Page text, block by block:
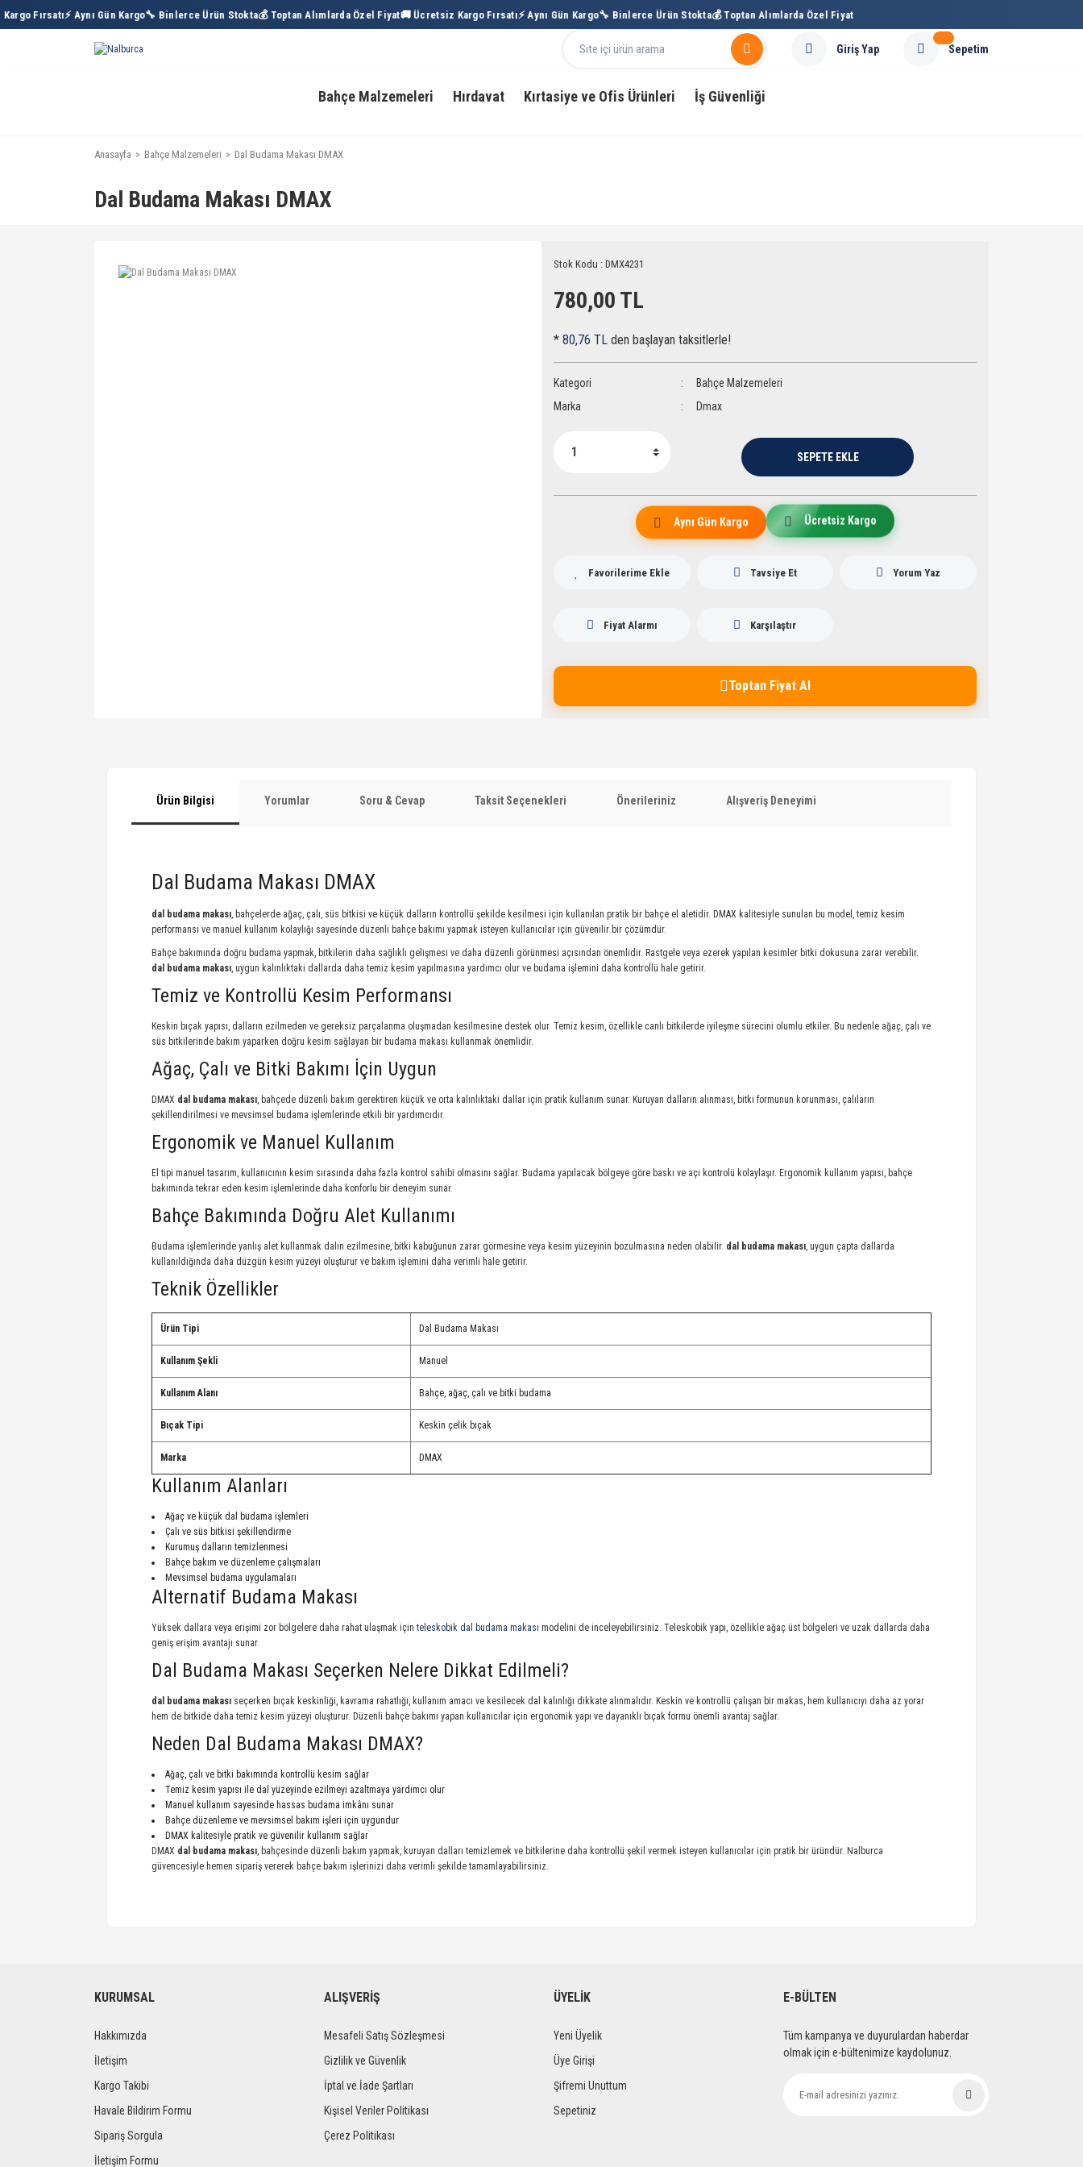
Fırsatı⚡ Aynı Gün Kargo🔧 Binlerce Ürün Stokta💰 Toptan Alımlarda Özel Fiyat🚚 Ücretsiz Kargo Fırsatı⚡ Aynı Gün Kargo🔧 Binlerce Ürün Stokta💰 Toptan Alımlarda Özel Fiyat
Giriş Yap Sepetim
Bahçe Malzemeleri Hırdavat Kırtasiye ve Ofis Ürünleri İş Güvenliği
Anasayfa Bahçe Malzemeleri Dal Budama Makası DMAX
Dal Budama Makası DMAX
Stok Kodu : DMX4231
780,00 TL
* 80,76 TL den başlayan taksitlerle!
Kategori
Bahçe Malzemeleri
Marka
Dmax
SEPETE EKLE
Aynı Gün Kargo Ücretsiz Kargo
Tavsiye Et Yorum Yaz
Fiyat Alarmı Karşılaştır
Toptan Fiyat Al
Ürün Bilgisi Yorumlar Soru & Cevap Taksit Seçenekleri Önerileriniz Alışveriş Deneyimi
Dal Budama Makası DMAX
dal budama makası, bahçelerde ağaç, çalı, süs bitkisi ve küçük dalların kontrollü şekilde kesilmesi için kullanılan pratik bir bahçe el aletidir. DMAX kalitesiyle sunulan bu model, temiz kesim
performansı ve manuel kullanım kolaylığı sayesinde düzenli bahçe bakımı yapmak isteyen kullanıcılar için güvenilir bir çözümdür.
Bahçe bakımında doğru budama yapmak, bitkilerin daha sağlıklı gelişmesi ve daha düzenli görünmesi açısından önemlidir. Rastgele veya ezerek yapılan kesimler bitki dokusuna zarar verebilir.
dal budama makası, uygun kalınlıktaki dallarda daha temiz kesim yapılmasına yardımcı olur ve budama işlemini daha kontrollü hale getirir.
Temiz ve Kontrollü Kesim Performansı
Keskin bıçak yapısı, dalların ezilmeden ve gereksiz parçalanma oluşmadan kesilmesine destek olur. Temiz kesim, özellikle canlı bitkilerde iyileşme sürecini olumlu etkiler. Bu nedenle ağaç, çalı ve
süs bitkilerinde bakım yaparken doğru kesim sağlayan bir budama makası kullanmak önemlidir.
Ağaç, Çalı ve Bitki Bakımı İçin Uygun
DMAX dal budama makası, bahçede düzenli bakım gerektiren küçük ve orta kalınlıktaki dallar için pratik kullanım sunar. Kuruyan dalların alınması, bitki formunun korunması, çalıların
şekillendirilmesi ve mevsimsel budama işlemlerinde etkili bir yardımcıdır.
Ergonomik ve Manuel Kullanım
El tipi manuel tasarım, kullanıcının kesim sırasında daha fazla kontrol sahibi olmasını sağlar. Budama yapılacak bölgeye göre baskı ve açı kontrolü kolaylaşır. Ergonomik kullanım yapısı, bahçe
bakımında tekrar eden kesim işlemlerinde daha konforlu bir deneyim sunar.
Bahçe Bakımında Doğru Alet Kullanımı
Budama işlemlerinde yanlış alet kullanmak dalın ezilmesine, bitki kabuğunun zarar görmesine veya kesim yüzeyinin bozulmasına neden olabilir. dal budama makası, uygun çapta dallarda
kullanıldığında daha düzgün kesim yüzeyi oluşturur ve bakım işlemini daha verimli hale getirir.
Teknik Özellikler
Ürün Tipi Dal Budama Makası
Kullanım Şekli Manuel
Kullanım Alanı Bahçe, ağaç, çalı ve bitki budama
Bıçak Tipi Keskin çelik bıçak
Marka DMAX
Kullanım Alanları
Ağaç ve küçük dal budama işlemleri
Çalı ve süs bitkisi şekillendirme
Kurumuş dalların temizlenmesi
Bahçe bakım ve düzenleme çalışmaları
Mevsimsel budama uygulamaları
Alternatif Budama Makası
Yüksek dallara veya erişimi zor bölgelere daha rahat ulaşmak için teleskobik dal budama makası modelini de inceleyebilirsiniz. Teleskobik yapı, özellikle ağaç üst bölgeleri ve uzak dallarda daha
geniş erişim avantajı sunar.
Dal Budama Makası Seçerken Nelere Dikkat Edilmeli?
dal budama makası seçerken bıçak keskinliği, kavrama rahatlığı, kullanım amacı ve kesilecek dal kalınlığı dikkate alınmalıdır. Keskin ve kontrollü çalışan bir makas, hem kullanıcıyı daha az yorar
hem de bitkide daha temiz kesim yüzeyi oluşturur. Düzenli bahçe bakımı yapan kullanıcılar için ergonomik yapı ve dayanıklı bıçak formu önemli avantaj sağlar.
Neden Dal Budama Makası DMAX?
Ağaç, çalı ve bitki bakımında kontrollü kesim sağlar
Temiz kesim yapısı ile dal yüzeyinde ezilmeyi azaltmaya yardımcı olur
Manuel kullanım sayesinde hassas budama imkânı sunar
Bahçe düzenleme ve mevsimsel bakım işleri için uygundur
DMAX kalitesiyle pratik ve güvenilir kullanım sağlar
DMAX dal budama makası, bahçesinde düzenli bakım yapmak, kuruyan dalları temizlemek ve bitkilerine daha kontrollü şekil vermek isteyen kullanıcılar için pratik bir üründür. Nalburca
güvencesiyle hemen sipariş vererek bahçe bakım işlerinizi daha verimli şekilde tamamlayabilirsiniz.
KURUMSAL
Hakkımızda
İletişim
Kargo Takibi
Havale Bildirim Formu
Sipariş Sorgula
İletişim Formu
ALIŞVERİŞ
Mesafeli Satış Sözleşmesi
Gizlilik ve Güvenlik
İptal ve İade Şartları
Kişisel Veriler Politikası
Çerez Politikası
ÜYELİK
Yeni Üyelik
Üye Girişi
Şifremi Unuttum
Sepetiniz
E-BÜLTEN
Tüm kampanya ve duyurulardan haberdar
olmak için e-bültenimize kaydolunuz.